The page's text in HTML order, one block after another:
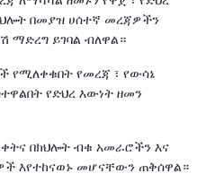
በመያዝ ሀሰተኛ መረጃዎችን
ማድረግ ይገባል ብለዋል።
የሚለቀቁበት የመረጃ ፣ የውሳኔ
የድህረ እውነት ዘመን
በክህሎት ብቁ አመራሮችን እና
እየተከናወኑ መሆናቸውን ጠቅሰዋል።